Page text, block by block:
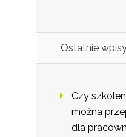
Ostatnie
Czy
można
dla